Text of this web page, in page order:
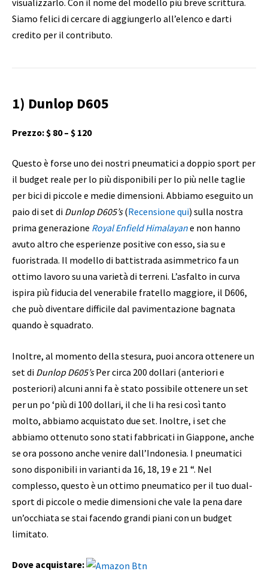
Siamo felici di cercare di aggiungerlo all’elenco e darti
credito per il contributo.
1) Dunlop D605
Prezzo: $ 80 – $ 120
Questo è forse uno dei nostri pneumatici a doppio sport per
il budget reale per lo più disponibili per lo più nelle taglie
per bici di piccole e medie dimensioni. Abbiamo eseguito un
paio di set di Dunlop D605’s(Recensione qui) sulla nostra
prima generazione Royal Enfield Himalayane non hanno
avuto altro che esperienze positive con esso, sia su e
fuoristrada. Il modello di battistrada asimmetrico fa un
ottimo lavoro su una varietà di terreni. L’asfalto in curva
ispira più fiducia del venerabile fratello maggiore, il D606,
che può diventare difficile dal pavimentazione bagnata
quando è squadrato.
Inoltre, al momento della stesura, puoi ancora ottenere un
set di Dunlop D605’sPer circa 200 dollari (anteriori e
posteriori) alcuni anni fa è stato possibile ottenere un set
per un po ‘più di 100 dollari, il che li ha resi così tanto
molto, abbiamo acquistato due set. Inoltre, i set che
abbiamo ottenuto sono stati fabbricati in Giappone, anche
se ora possono anche venire dall’Indonesia. I pneumatici
sono disponibili in varianti da 16, 18, 19 e 21 “. Nel
complesso, questo è un ottimo pneumatico per il tuo dual-
sport di piccole o medie dimensioni che vale la pena dare
un’occhiata se stai facendo grandi piani con un budget
limitato.
Dove acquistare: